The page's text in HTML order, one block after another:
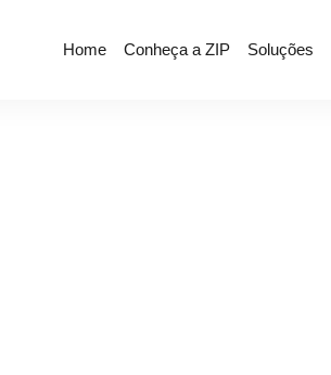
Home Conheça a ZIP Soluções